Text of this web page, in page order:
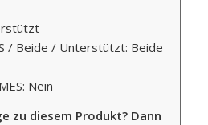
/ Beide / Unterstützt: Beide
Nein
zu diesem Produkt? Dann